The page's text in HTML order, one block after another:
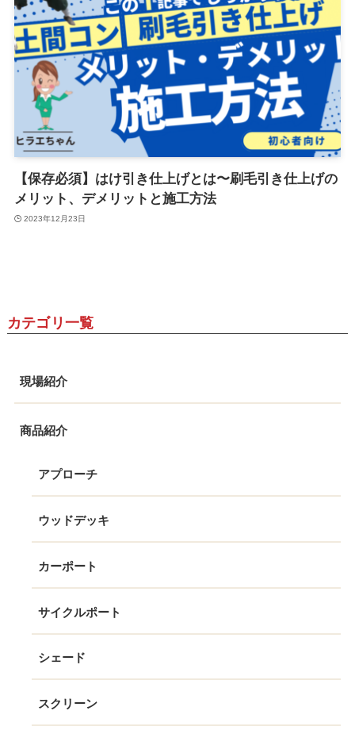
【保存必須】はけ引き仕上げとは〜刷毛引き仕上げの
メリット、デメリットと施工方法
2023年12月23日
カテゴリ一覧
現場紹介
商品紹介
アプローチ
ウッドデッキ
カーポート
サイクルポート
シェード
スクリーン